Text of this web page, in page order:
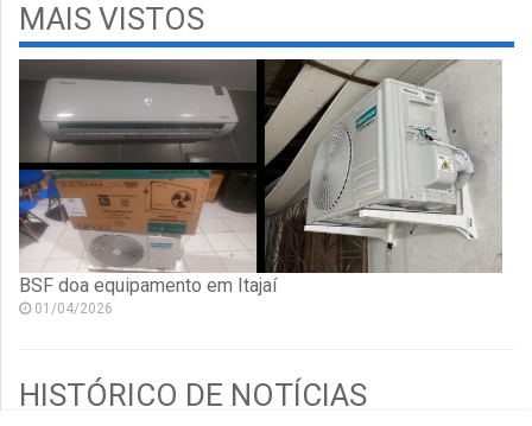
MAIS VISTOS
BSF doa equipamento em Itajaí
01/04/2026
HISTÓRICO DE NOTÍCIAS